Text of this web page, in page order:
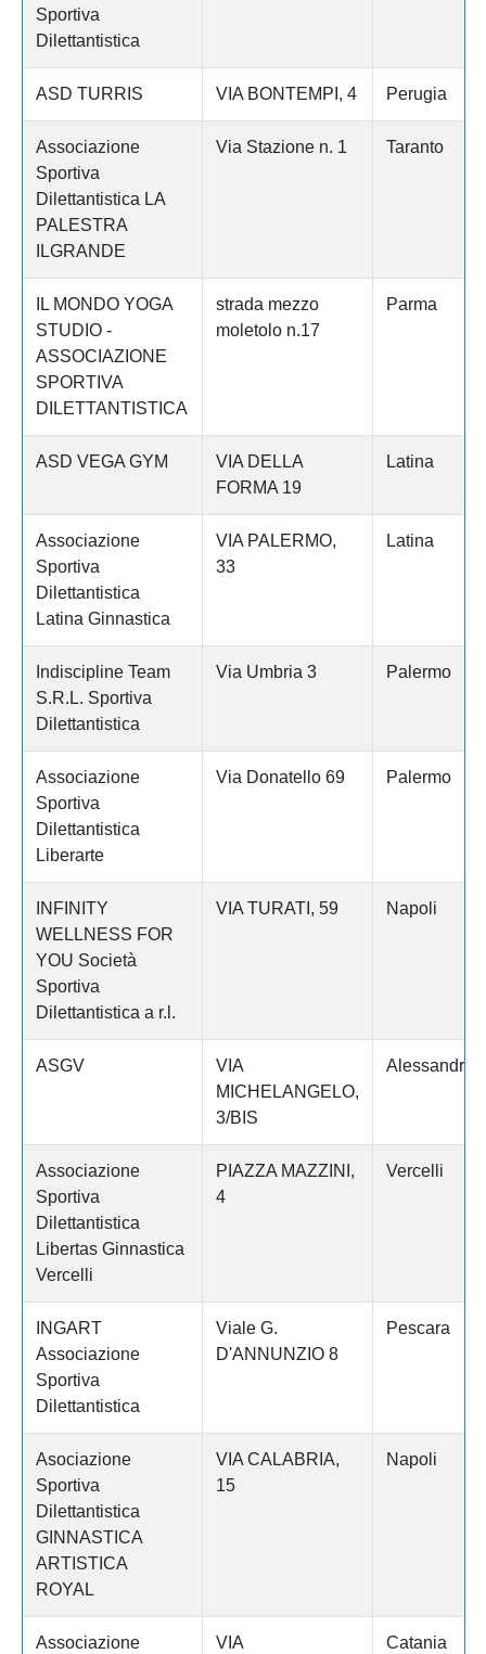
Sportiva
Dilettantistica
ASD TURRIS VIA BONTEMPI, 4 Perugia
Associazione
Sportiva
Dilettantistica LA
PALESTRA
ILGRANDE
Via Stazione n. 1 Taranto
IL MONDO YOGA
STUDIO -
ASSOCIAZIONE
SPORTIVA
DILETTANTISTICA
strada mezzo
moletolo n.17
Parma
ASD VEGA GYM
VIA DELLA
FORMA 19
Latina
Associazione
Sportiva
Dilettantistica
Latina Ginnastica
VIA PALERMO,
33
Latina
Indiscipline Team
S.R.L. Sportiva
Dilettantistica
Via Umbria 3 Palermo
Associazione
Sportiva
Dilettantistica
Liberarte
Via Donatello 69 Palermo
INFINITY
WELLNESS FOR
YOU Società
Sportiva
Dilettantistica a r.l.
VIA TURATI, 59 Napoli
ASGV
VIA
MICHELANGELO,
3/BIS
Alessandria
Associazione
Sportiva
Dilettantistica
Libertas Ginnastica
Vercelli
PIAZZA MAZZINI,
4
Vercelli
INGART
Associazione
Sportiva
Dilettantistica
Viale G.
D'ANNUNZIO 8
Pescara
Asociazione
Sportiva
Dilettantistica
GINNASTICA
ARTISTICA
ROYAL
VIA CALABRIA,
15
Napoli
Associazione
VIA
Catania